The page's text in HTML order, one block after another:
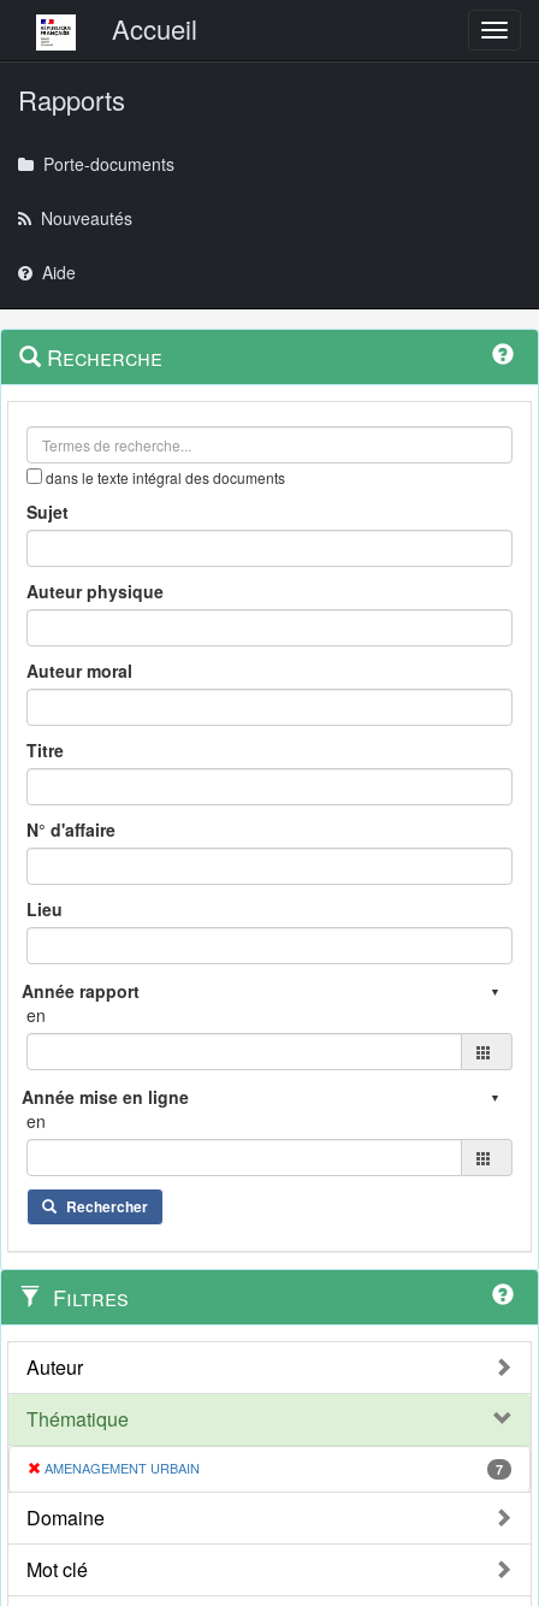
Menu principalAccueil
Rapports
Porte-documents
Nouveautés
Aide
Navigation
outils
Menu
contextuel
Recherche
dans le texte intégral des documents
Sujet
Auteur physique
Auteur moral
Titre
N° d'affaire
Lieu
en
en
Rechercher
Filtres
Auteur
Thématique
AMENAGEMENT URBAIN 7
Domaine
Mot clé